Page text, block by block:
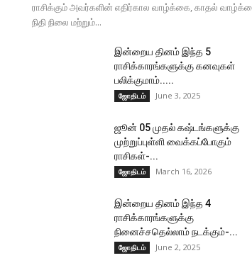
ராசிக்கும் அவர்களின் எதிர்கால வாழ்க்கை, காதல்
நிதி நிலை மற்றும்...
இன்றைய தினம் இந்த 5
ராசிக்காரங்களுக்கு கனவுகள்
பலிக்குமாம்.....
ஜோதிடம் June 3, 2025
ஜூன் 05 முதல் கஷ்டங்களுக்கு
முற்றுப்புள்ளி வைக்கப்போகும்
ராசிகள்-...
ஜோதிடம் March 16, 2026
இன்றைய தினம் இந்த 4
ராசிக்காரங்களுக்கு
நினைச்சதெல்லாம் நடக்கும்-...
ஜோதிடம் June 2, 2025